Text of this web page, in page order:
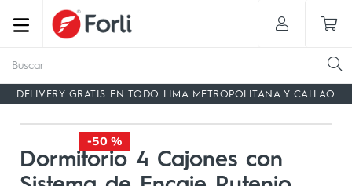
DELIVERY GRATIS EN TODO LIMA METROPOLITANA Y CALLAO
-50 %
Dormitorio 4 Cajones con